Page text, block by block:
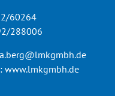
60264
288006
www.lmkgmbh.de